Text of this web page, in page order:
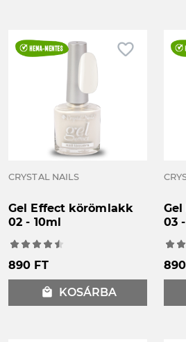
favorite_border
CRYSTAL NAILS
Gel Effect körömlakk
02 - 10ml
890 FT
local_mall KOSÁRBA
03